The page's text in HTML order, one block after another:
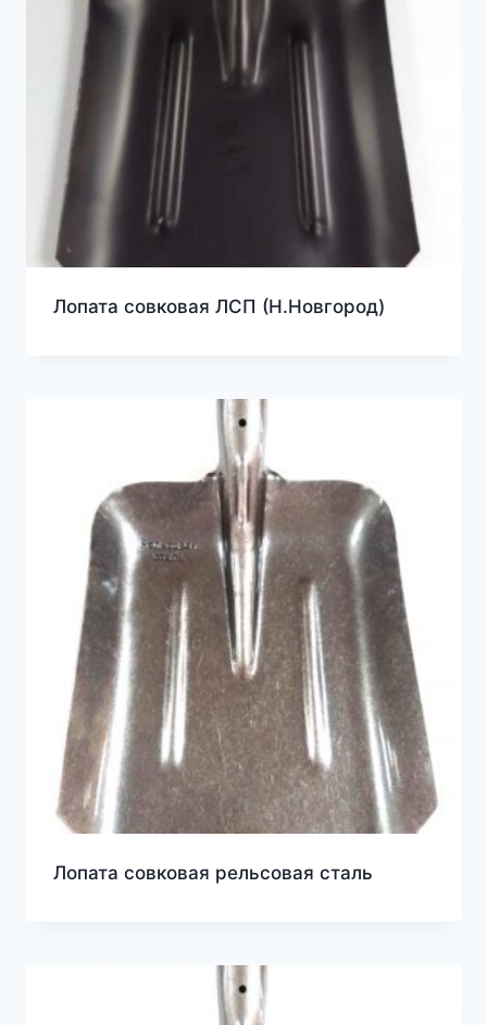
Лопата совковая ЛСП (Н.Новгород)
Лопата совковая рельсовая сталь